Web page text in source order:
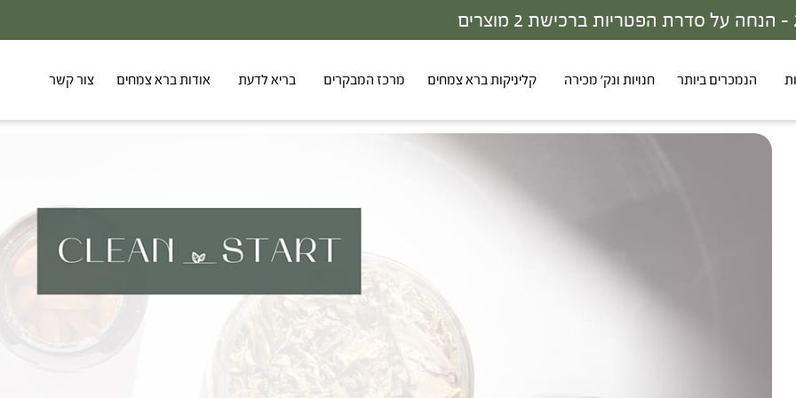
הנמכרים ביותר חנויות ונק' מכירה קליניקות ברא צמחים מרכז המבקרים בריא לדעת אודות ברא צמחים צור קשר